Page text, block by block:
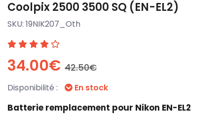
Coolpix 2500 3500 SQ (EN-EL2)
SKU: 19NIK207_Oth
34.00€ 42.50€
Disponibilité : En stock
Batterie remplacement pour Nikon EN-EL2